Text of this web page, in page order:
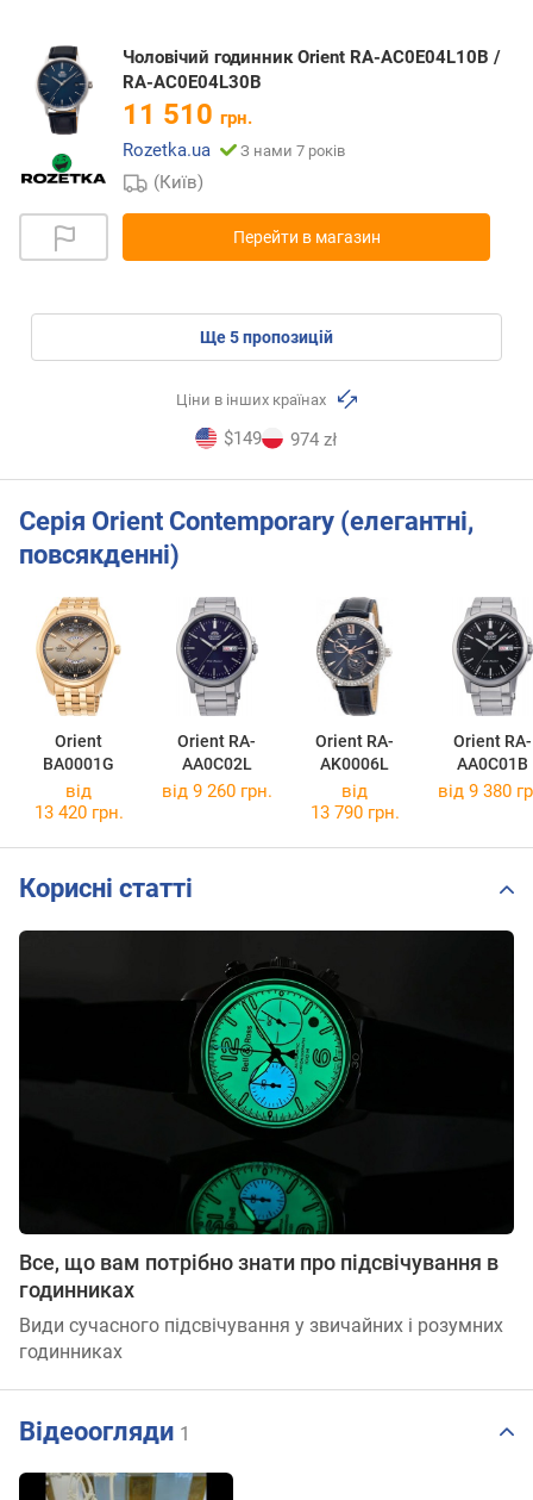
Чоловічий годинник Orient RA-AC0E04L10B /
RA-AC0E04L30B
11 510 грн.
Rozetka.ua
З нами 7 років
(Київ)
Перейти в магазин
ще5пропозицій
Ціни в інших країнах
$149 974 zł
Серія Orient Contemporary (елегантні,
повсякденні)
Orient
BA0001G
Orient RA-
AA0C02L
Orient RA-
AK0006L
Orient RA-
AA0C01B
від
13 420 грн.
від 9 260 грн.
від
13 790 грн.
від 9 380
Корисні статті
Все, що вам потрібно знати про підсвічування в
годинниках
Види сучасного підсвічування у звичайних і розумних
годинниках
Відеоогляди 1